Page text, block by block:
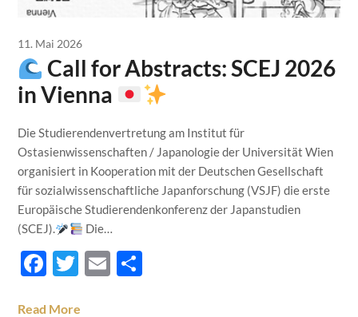
11. Mai 2026
Call for Abstracts: SCEJ 2026
in Vienna
Die Studierendenvertretung am Institut für
Ostasienwissenschaften / Japanologie der Universität Wien
organisiert in Kooperation mit der Deutschen Gesellschaft
für sozialwissenschaftliche Japanforschung (VSJF) die erste
Europäische Studierendenkonferenz der Japanstudien
(SCEJ).
Die…
Facebook
Twitter
Email
Read More